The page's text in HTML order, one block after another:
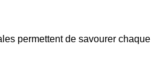
permettent de savourer chaque